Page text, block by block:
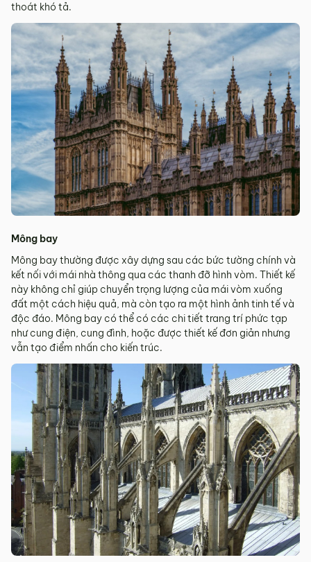
thoát khó tả.
Mông bay
Mông bay thường được xây dựng sau các bức tường chính và
kết nối với mái nhà thông qua các thanh đỡ hình vòm. Thiết kế
này không chỉ giúp chuyển trọng lượng của mái vòm xuống
đất một cách hiệu quả, mà còn tạo ra một hình ảnh tinh tế và
độc đáo. Mông bay có thể có các chi tiết trang trí phức tạp
như cung điện, cung đình, hoặc được thiết kế đơn giản nhưng
vẫn tạo điểm nhấn cho kiến trúc.